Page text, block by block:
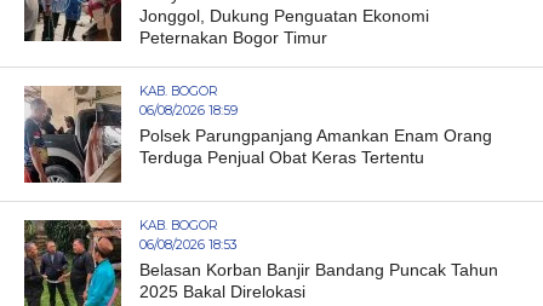
Jonggol, Dukung Penguatan Ekonomi
Peternakan Bogor Timur
KAB. BOGOR
06/08/2026 18:59
Polsek Parungpanjang Amankan Enam Orang
Terduga Penjual Obat Keras Tertentu
KAB. BOGOR
06/08/2026 18:53
Belasan Korban Banjir Bandang Puncak Tahun
2025 Bakal Direlokasi